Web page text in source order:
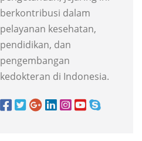
berkontribusi dalam
pelayanan kesehatan,
pendidikan, dan
pengembangan
kedokteran di Indonesia.